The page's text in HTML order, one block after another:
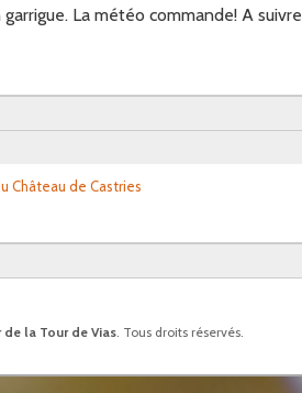
La météo commande! A suivre
Château de Castries
de la Tour de Vias. Tous droits réservés.